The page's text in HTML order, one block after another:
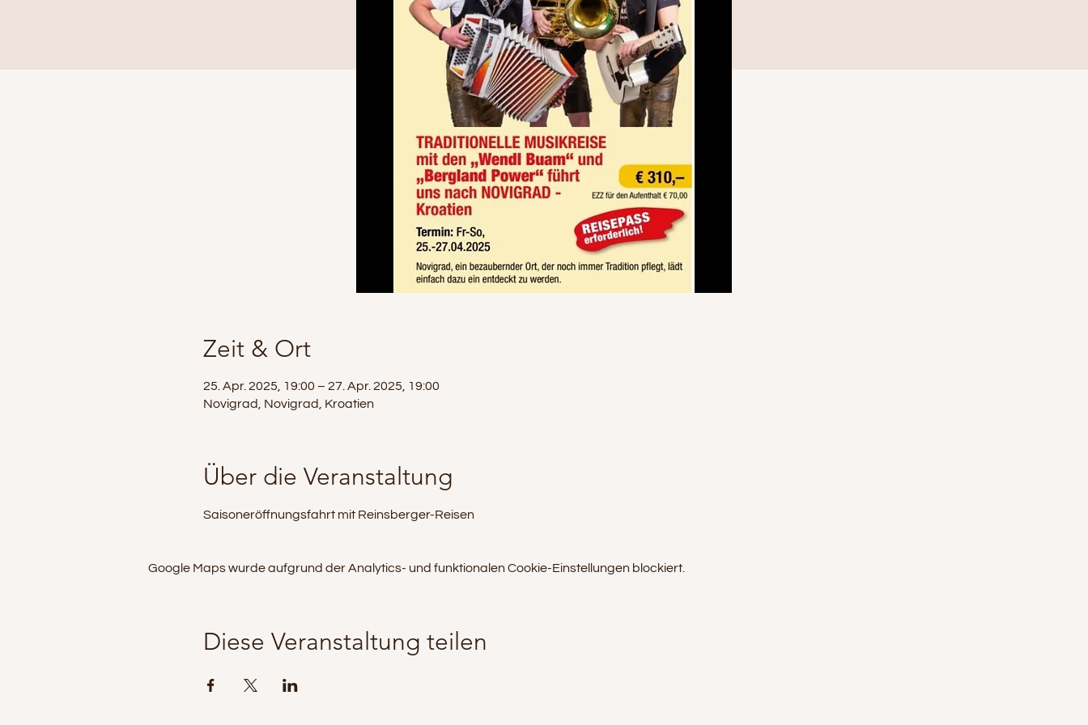
Zeit & Ort
25. Apr. 2025, 19:00 – 27. Apr. 2025, 19:00
Novigrad, Novigrad, Kroatien
Über die Veranstaltung
Saisoneröffnungsfahrt mit Reinsberger-Reisen
Google Maps wurde aufgrund der Analytics- und funktionalen Cookie-Einstellungen blockiert.
Diese Veranstaltung teilen